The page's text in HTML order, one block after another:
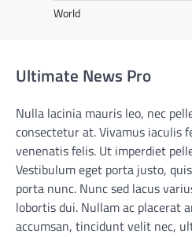
World
Ultimate News Pro
Nulla lacinia mauris leo, nec
consectetur at. Vivamus iaculis
venenatis felis. Ut imperdiet
Vestibulum eget porta justo,
porta nunc. Nunc sed lacus
lobortis dui. Nullam ac placerat
accumsan, tincidunt velit nec,